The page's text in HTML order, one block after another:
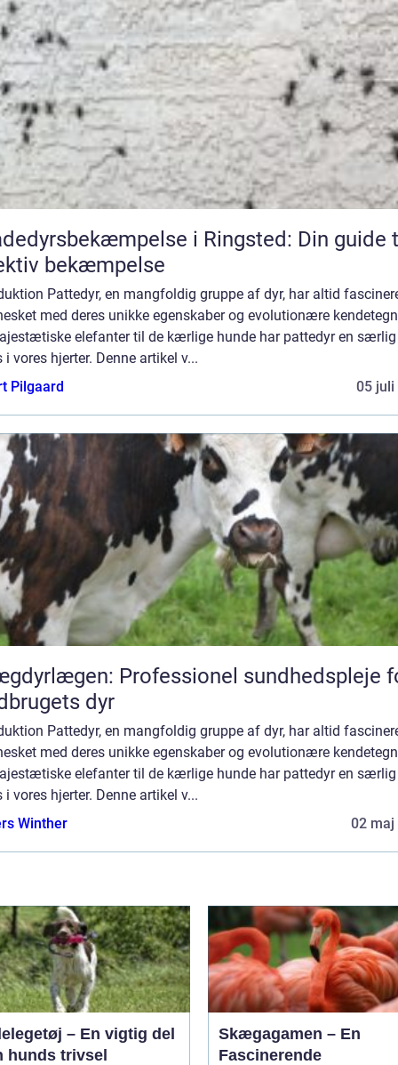
i Ringsted: Din guide
bekæmpelse
Pattedyr, en mangfoldig gruppe af dyr, har altid
med deres unikke egenskaber og evolutionære
elefanter til de kærlige hunde har pattedyr en særlig
i vores hjerter. Denne artikel v...
Pilgaard
05 juli
Professionel sundhedspleje
dyr
Pattedyr, en mangfoldig gruppe af dyr, har altid
med deres unikke egenskaber og evolutionære
elefanter til de kærlige hunde har pattedyr en særlig
i vores hjerter. Denne artikel v...
Winther
02 maj
– En vigtig del
hunds trivsel
Skægagamen – En
Fascinerende